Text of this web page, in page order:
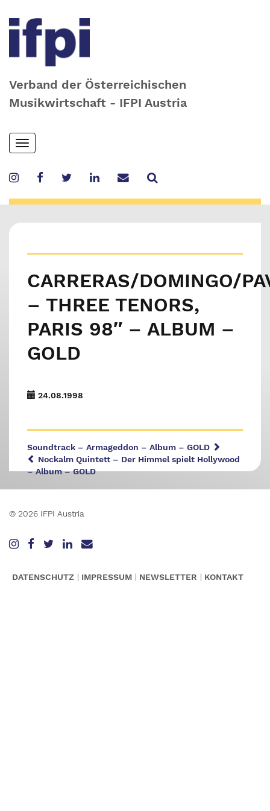
Verband der Österreichischen
Musikwirtschaft - IFPI Austria
Skip
to
content
Toggle
navigation
CARRERAS/DOMINGO/
– THREE TENORS,
PARIS 98″ – ALBUM –
GOLD
24.08.1998
Soundtrack – Armageddon – Album – GOLD
Nockalm Quintett – Der Himmel spielt Hollywood
– Album – GOLD
© 2026 IFPI Austria
DATENSCHUTZ IMPRESSUM NEWSLETTER KONTAKT